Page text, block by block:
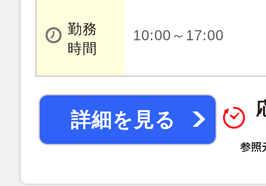
勤務
時間
10:00～17:00
詳細を見る